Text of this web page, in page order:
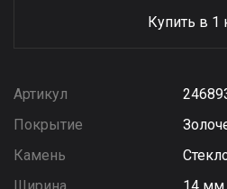
Купить в 1
Артикул
Покрытие
Камень